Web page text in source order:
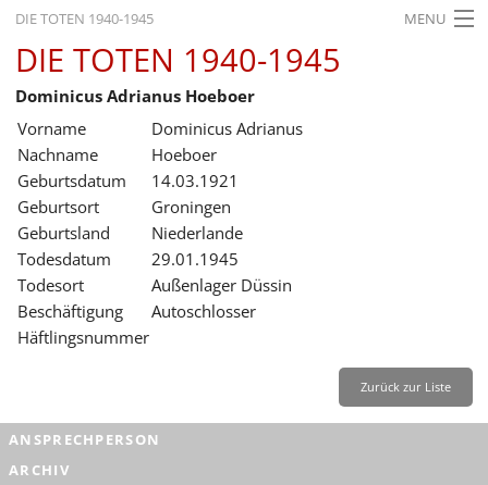
DIE TOTEN 1940-1945 MENU
STARTSEITE
AKTUELLES
AUSSTELLUNGEN
GESCHICHTE
BILDUNG
FORSCHUNG
SERVICE
Leichte Sprache
DIE TOTEN 1940-1945
Dominicus Adrianus Hoeboer
Vorname
Dominicus Adrianus
Nachname
Hoeboer
Geburtsdatum
14.03.1921
Geburtsort
Groningen
Geburtsland
Niederlande
Todesdatum
29.01.1945
Todesort
Außenlager Düssin
Beschäftigung
Autoschlosser
Häftlingsnummer
Zurück zur Liste
ANSPRECHPERSON
ARCHIV